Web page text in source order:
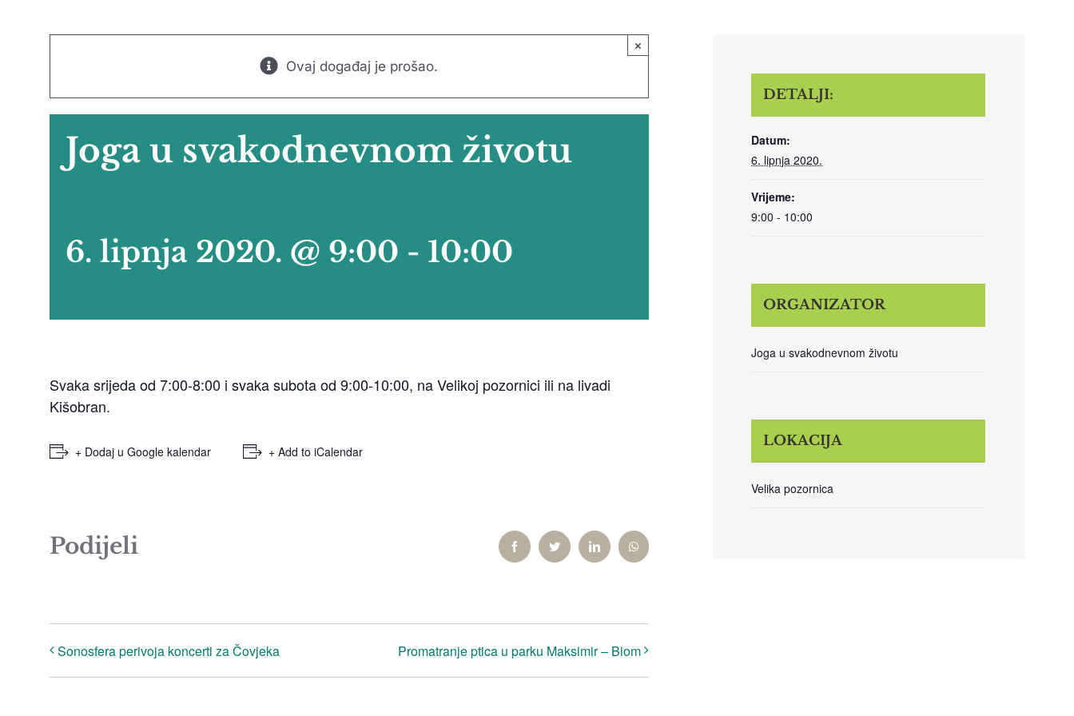
×
Ovaj događaj je prošao.
Joga u svakodnevnom životu
6. lipnja 2020. @ 9:00 - 10:00
Svaka srijeda od 7:00-8:00 i svaka subota od 9:00-10:00, na Velikoj pozornici ili na livadi
Kišobran.
+ Dodaj u Google kalendar + Add to iCalendar
Podijeli FacebookTwitter LinkedInWhatsApp
Sonosfera perivoja koncerti za Čovjeka Promatranje ptica u parku Maksimir – Biom
DETALJI:
Datum:
6. lipnja 2020.
Vrijeme:
9:00 - 10:00
ORGANIZATOR
Joga u svakodnevnom životu
LOKACIJA
Velika pozornica